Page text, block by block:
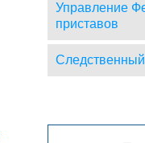
Управление
приставов
Следственный